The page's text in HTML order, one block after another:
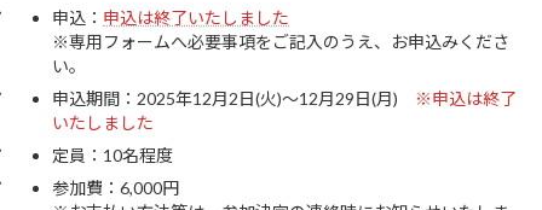
申込： 申込は終了いたしました
※専用フォームへ必要事項をご記入のうえ、お申込みくださ
い。
申込期間：2025年12月2日(火)～12月29日(月)
※申込は終了
いたしました
定員：10名程度
参加費：6,000円